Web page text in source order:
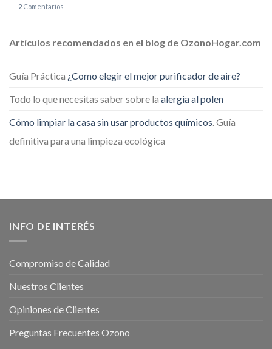
2 Comentarios
Artículos recomendados en el blog de OzonoHogar.com
Guía Práctica ¿Como elegir el mejor purificador de aire?
Todo lo que necesitas saber sobre la alergia al polen
Cómo limpiar la casa sin usar productos químicos. Guía
definitiva para una limpieza ecológica
INFO DE INTERÉS
Compromiso de Calidad
Nuestros Clientes
Opiniones de Clientes
Preguntas Frecuentes Ozono